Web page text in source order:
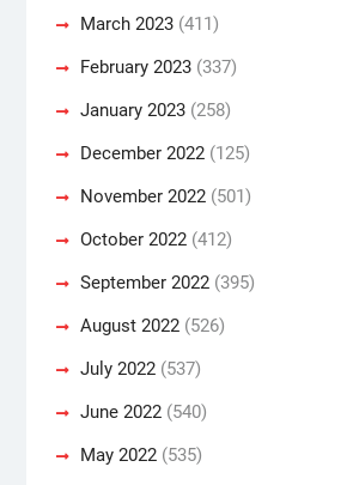
March 2023(411)
February 2023(337)
January 2023(258)
December 2022(125)
November 2022(501)
October 2022(412)
September 2022(395)
August 2022(526)
July 2022(537)
June 2022(540)
May 2022(535)